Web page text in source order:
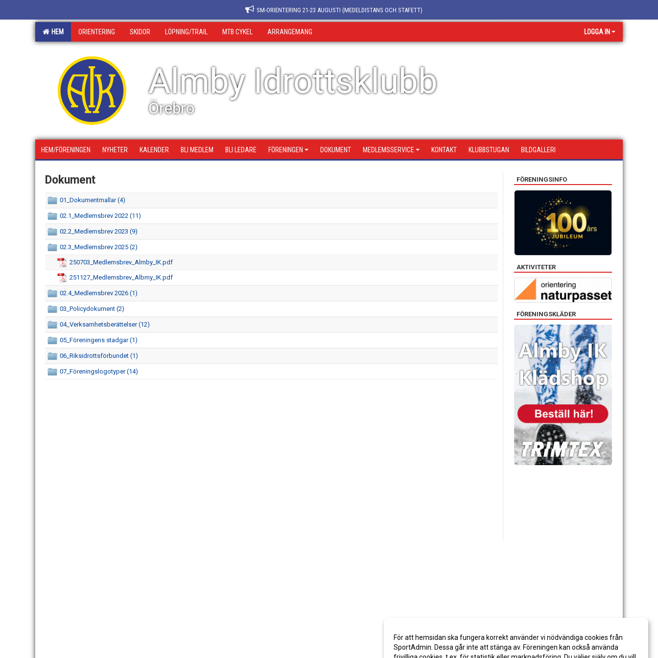
SM-ORIENTERING 21-23 AUGUSTI (MEDELDISTANS OCH STAFETT)
HEM ORIENTERING SKIDOR LÖPNING/TRAIL MTB CYKEL ARRANGEMANG LOGGA IN
Almby Idrottsklubb
Örebro
HEM/FÖRENINGEN NYHETER KALENDER BLI MEDLEM BLI LEDARE FÖRENINGEN DOKUMENT MEDLEMSSERVICE KONTAKT KLUBBSTUGAN BILDGALLERI
Dokument
01_Dokumentmallar (4)
02.1_Medlemsbrev 2022 (11)
02.2_Medlemsbrev 2023 (9)
02.3_Medlemsbrev 2025 (2)
250703_Medlemsbrev_Almby_IK.pdf
251127_Medlemsbrev_Albmy_IK.pdf
02.4_Medlemsbrev 2026 (1)
03_Policydokument (2)
04_Verksamhetsberättelser (12)
05_Föreningens stadgar (1)
06_Riksidrottsförbundet (1)
07_Föreningslogotyper (14)
FÖRENINGSINFO
AKTIVITETER
FÖRENINGSKLÄDER
För att hemsidan ska fungera korrekt använder vi nödvändiga cookies från
SportAdmin. Dessa går inte att stänga av. Föreningen kan också använda